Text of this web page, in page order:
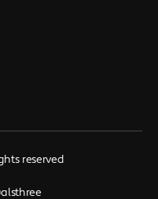
reserved